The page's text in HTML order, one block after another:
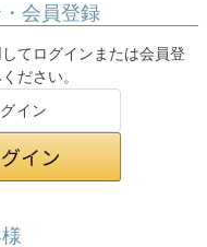
会員登録
てログインまたは会員登
ださい。